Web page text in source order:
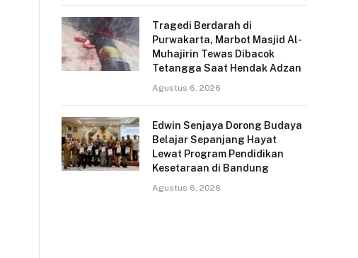
Tragedi Berdarah di
Purwakarta, Marbot Masjid Al-
Muhajirin Tewas Dibacok
Tetangga Saat Hendak Adzan
Agustus 6, 2026
Edwin Senjaya Dorong Budaya
Belajar Sepanjang Hayat
Lewat Program Pendidikan
Kesetaraan di Bandung
Agustus 6, 2026